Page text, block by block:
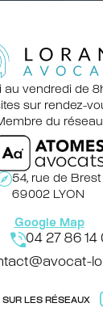
au vendredi de
sur rendez-
54, rue de Brest
69002 LYON
Google Map
04 27 86 14
du réseau
LES RÉSEAUX